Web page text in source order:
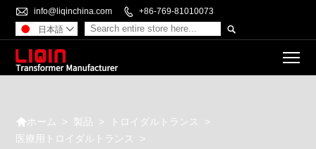
 info@liqinchina.com  +86-769-81010073

日本語 
ホーム > 製品 > トロイダルトランス
>
医療用トロイダルトランス
>